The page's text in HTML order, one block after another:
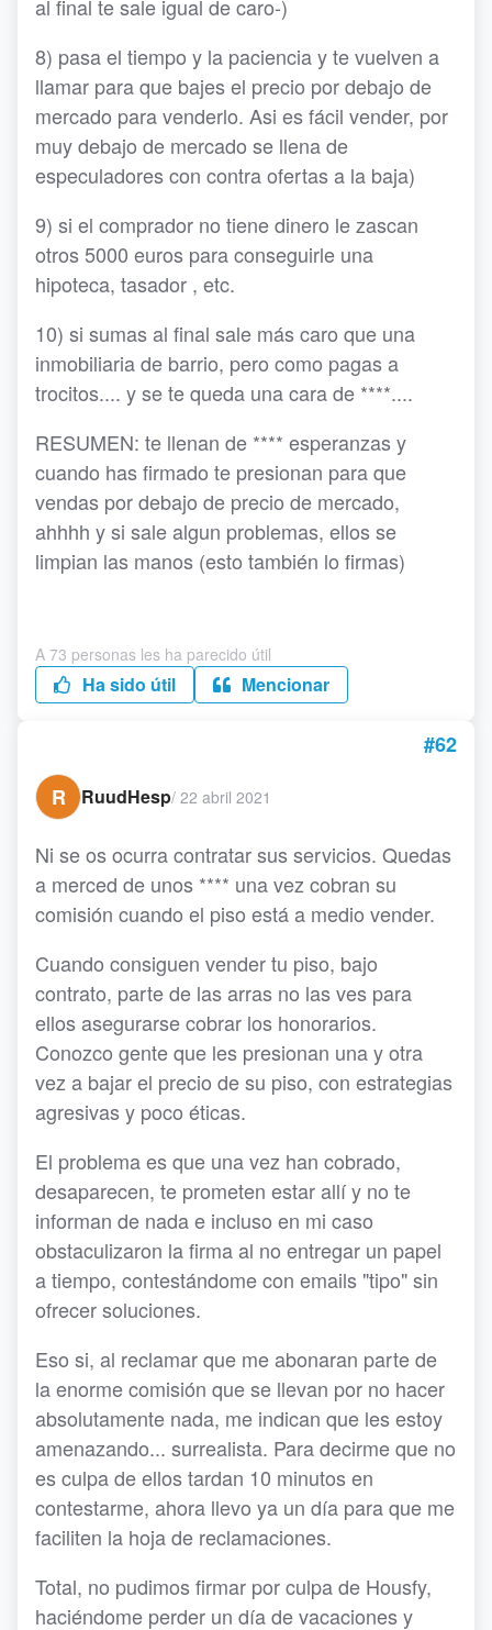
al final te sale igual de caro-)
8) pasa el tiempo y la paciencia y te vuelven a
llamar para que bajes el precio por debajo de
mercado para venderlo. Asi es fácil vender, por
muy debajo de mercado se llena de
especuladores con contra ofertas a la baja)
9) si el comprador no tiene dinero le zascan
otros 5000 euros para conseguirle una
hipoteca, tasador , etc.
10) si sumas al final sale más caro que una
inmobiliaria de barrio, pero como pagas a
trocitos.... y se te queda una cara de ****....
RESUMEN: te llenan de **** esperanzas y
cuando has firmado te presionan para que
vendas por debajo de precio de mercado,
ahhhh y si sale algun problemas, ellos se
limpian las manos (esto también lo firmas)
A 73 personas les ha parecido útil
Ha sido útil Mencionar
#62
R
RuudHesp/ 22 abril 2021
Ni se os ocurra contratar sus servicios. Quedas
a merced de unos **** una vez cobran su
comisión cuando el piso está a medio vender.
Cuando consiguen vender tu piso, bajo
contrato, parte de las arras no las ves para
ellos asegurarse cobrar los honorarios.
Conozco gente que les presionan una y otra
vez a bajar el precio de su piso, con estrategias
agresivas y poco éticas.
El problema es que una vez han cobrado,
desaparecen, te prometen estar allí y no te
informan de nada e incluso en mi caso
obstaculizaron la firma al no entregar un papel
a tiempo, contestándome con emails "tipo" sin
ofrecer soluciones.
Eso si, al reclamar que me abonaran parte de
la enorme comisión que se llevan por no hacer
absolutamente nada, me indican que les estoy
amenazando... surrealista. Para decirme que no
es culpa de ellos tardan 10 minutos en
contestarme, ahora llevo ya un día para que me
faciliten la hoja de reclamaciones.
Total, no pudimos firmar por culpa de Housfy,
haciéndome perder un día de vacaciones y